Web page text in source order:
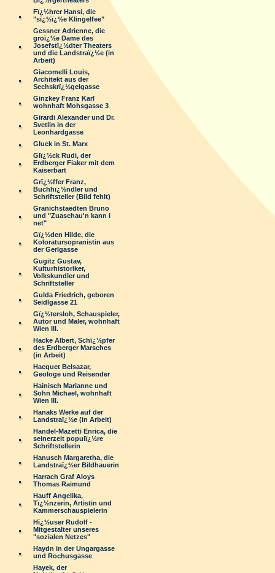
Fï¿½hrer Hansi, die
"sï¿½ï¿½e Klingelfee"
Gessner Adrienne, die
groï¿½e Dame des
Josefstï¿½dter Theaters
und die Landstraï¿½e (in
Arbeit)
Giacomelli Louis,
Architekt aus der
Sechskrï¿½gelgasse
Ginzkey Franz Karl
wohnhaft Mohsgasse 3
Girardi Alexander und Dr.
Svetlin in der
Leonhardgasse
Gluck in St. Marx
Glï¿½ck Rudi, der
Erdberger Fiaker mit dem
Kaiserbart
Grï¿½ffer Franz,
Buchhï¿½ndler und
Schriftsteller (Bild fehlt)
Granichstaedten Bruno
und "Zuaschau'n kann i
net"
Gï¿½den Hilde, die
Koloratursopranistin aus
der Gerlgasse
Gugitz Gustav,
Kulturhistoriker,
Volkskundler und
Schriftsteller
Gulda Friedrich, geboren
Seidlgasse 21
Gï¿½tersloh, Schauspieler,
Autor und Maler, wohnhaft
Wien III.
Hacke Albert, Schï¿½pfer
des Erdberger Marsches
(in Arbeit)
Hacquet Belsazar,
Geologe und Reisender
Hainisch Marianne und
Sohn Michael, wohnhaft
Wien III.
Hanaks Werke auf der
Landstraï¿½e (in Arbeit)
Handel-Mazetti Enrica, die
seinerzeit populï¿½re
Schriftstellerin
Hanusch Margaretha, die
Landstraï¿½er Bildhauerin
Harrach Graf Aloys
Thomas Raimund
Hauff Angelika,
Tï¿½nzerin, Artistin und
Kammerschauspielerin
Hï¿½user Rudolf -
Mitgestalter unseres
"sozialen Netzes"
Haydn in der Ungargasse
und Rochusgasse
Hayek, der